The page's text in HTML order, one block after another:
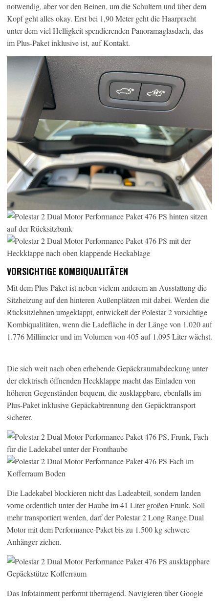
notwendig, aber vor den Beinen, um die Schultern und über dem
Kopf geht alles okay. Erst bei 1,90 Meter geht die Haarpracht
unter dem viel Helligkeit spendierenden Panoramaglasdach, das
im Plus-Paket inklusive ist, auf Kontakt.
VORSICHTIGE KOMBIQUALITÄTEN
Mit dem Plus-Paket ist neben vielem anderem an Ausstattung die
Sitzheizung auf den hinteren Außenplätzen mit dabei. Werden die
Rücksitzlehnen umgeklappt, entwickelt der Polestar 2 vorsichtige
Kombiqualitäten, wenn die Ladefläche in der Länge von 1.020 auf
1.776 Millimeter und im Volumen von 405 auf 1.095 Liter wächst.
Die sich weit nach oben erhebende Gepäckraumabdeckung unter
der elektrisch öffnenden Heckklappe macht das Einladen von
höheren Gegenständen bequem, die ausklappbare, ebenfalls im
Plus-Paket inklusive Gepäckabtrennung den Gepäcktransport
sicherer.
Die Ladekabel blockieren nicht das Ladeabteil, sondern landen
vorne ordentlich unter der Haube im 41 Liter großen Frunk. Soll
mehr transportiert werden, darf der Polestar 2 Long Range Dual
Motor mit dem Performance-Paket bis zu 1.500 kg schwere
Anhänger ziehen.
Das Infotainment performt überragend. Navigieren über Google